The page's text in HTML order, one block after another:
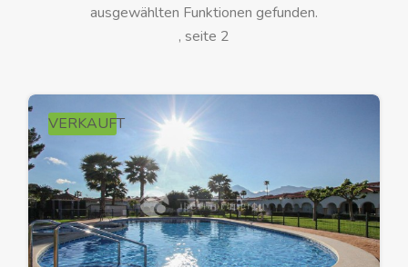
ausgewählten Funktionen gefunden.
, seite 2
VERKAUFT